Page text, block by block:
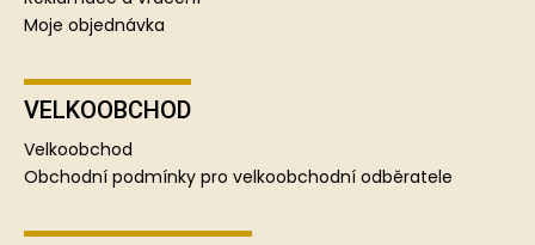
Moje objednávka
VELKOOBCHOD
Velkoobchod
Obchodní podmínky pro velkoobchodní odběratele